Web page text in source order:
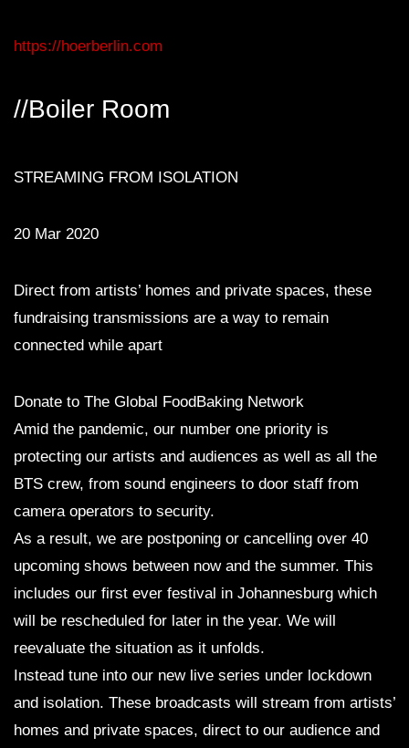
https://hoerberlin.com
//Boiler Room
STREAMING FROM ISOLATION
20 Mar 2020
Direct from artists’ homes and private spaces, these
fundraising transmissions are a way to remain
connected while apart
Donate to The Global FoodBaking Network
Amid the pandemic, our number one priority is
protecting our artists and audiences as well as all the
BTS crew, from sound engineers to door staff from
camera operators to security.
As a result, we are postponing or cancelling over 40
upcoming shows between now and the summer. This
includes our first ever festival in Johannesburg which
will be rescheduled for later in the year. We will
reevaluate the situation as it unfolds.
Instead tune into our new live series under lockdown
and isolation. These broadcasts will stream from artists’
homes and private spaces, direct to our audience and